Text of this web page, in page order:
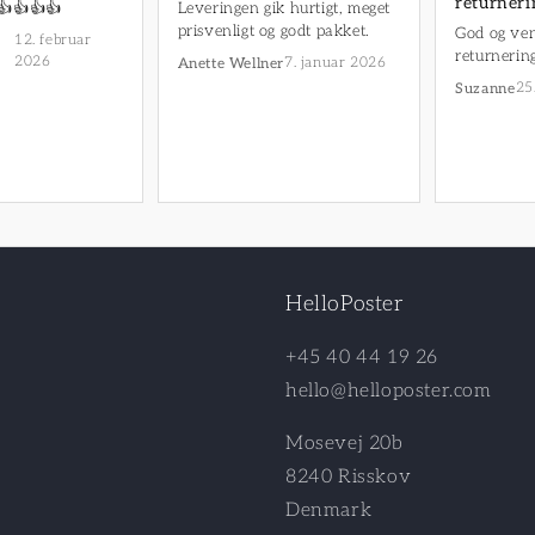
12. februar
2026
Leveringen gik hurtigt, meget
prisvenligt og godt pakket.
Anette Wellner7. januar 2026
God og
Suzanne
HelloPoster
+45 40 44 19 26
hello@helloposter.com
Mosevej 20b
8240 Risskov
Denmark